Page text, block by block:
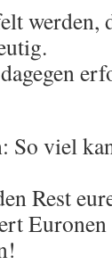
werden,
So viel
Rest
Euronen